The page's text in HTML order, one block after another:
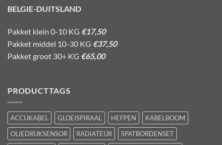
BELGIE-DUITSLAND
Pakket klein 0-10 KG €17,50
Pakket middel 10-30 KG €37,50
Pakket groot 30+ KG €65,00
PRODUCTTAGS
ACCUKABEL GLOEISPIRAAL HEFPEN
KABELBOOM
OLIEDRUKSENSOR
RADIATEUR
SPATBORDENSET